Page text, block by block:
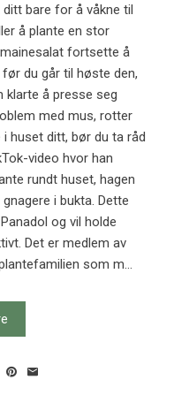
bare for å våkne til
å plante en stor
fortsette å
du går til høste den,
klarte å presse seg
med mus, rotter
i huset ditt, bør du ta råd
video hvor han
rundt huset, hagen
i bukta. Dette
og vil holde
Det er medlem av
som m...